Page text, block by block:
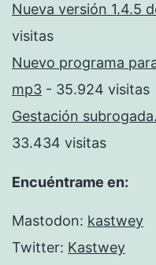
Nueva versión 1.4.5
visitas
Nuevo programa
mp3 - 35.924 visitas
Gestación
33.434 visitas
Encuéntrame en:
Mastodon: kastwey
Twitter: Kastwey